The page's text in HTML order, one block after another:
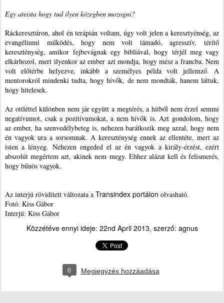
Egy ateista hogy tud ilyen közegben mozogni?
Ráckeresztúron, ahol én terápián voltam, úgy volt jelen a keresztyénség, az
evangéliumi működés, hogy nem volt támadó, agresszív, térítő
kereszténység, amikor fejbevágnak egy bibliával, hogy térjél meg vagy
elkárhozol, mert ilyenkor az ember azt mondja, hogy mész a francba. Nem
volt előtérbe helyezve, inkább a személyes példa volt jellemző. A
mentorokról mindenki tudta, hogy hívők, de nem mondták, hanem láttuk,
hogy hitelesek.
Az ottléttel különben nem jár együtt a megtérés, a hitből nem érzel semmi
negatívumot, csak a pozitívumokat, a nem hívők is. Azt gondolom, hogy
az ember, ha szenvedélybeteg is, nehezen barátkozik meg azzal, hogy nem
én vagyok ura a sorsomnak. A kereszténység ennek az ellentéte, mert az
isten a lényeg. Nehezen engeded el az én vagyok a király-érzést, ezért
abszolút megértem azt, akinek nem megy. Ehhez alázat kell és felismerés,
hogy bűnös vagyok.
Az interjú rövidített változata a Transindex portálon olvasható.
Fotó: Kiss Gábor
Interjú: Kiss Gábor
Közzétéve ennyi ideje: 22nd April 2013, szerző: agnus
0 Megjegyzés hozzáadása